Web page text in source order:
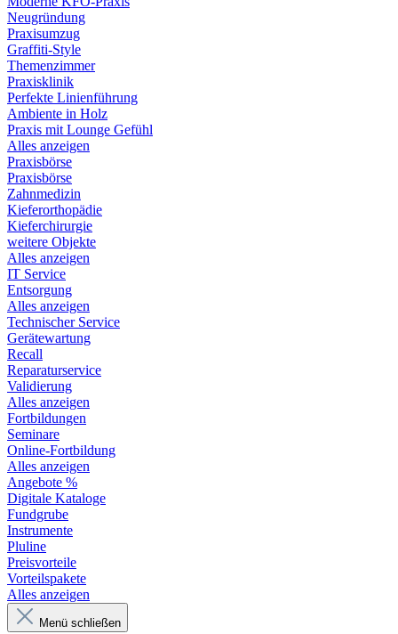
Neugründung
Praxisumzug
Graffiti-Style
Themenzimmer
Praxisklinik
Perfekte Linienführung
Ambiente in Holz
Praxis mit Lounge Gefühl
Alles anzeigen
Praxisbörse
Praxisbörse
Zahnmedizin
Kieferorthopädie
Kieferchirurgie
weitere Objekte
Alles anzeigen
IT Service
Entsorgung
Alles anzeigen
Technischer Service
Gerätewartung
Recall
Reparaturservice
Validierung
Alles anzeigen
Fortbildungen
Seminare
Online-Fortbildung
Alles anzeigen
Angebote %
Digitale Kataloge
Fundgrube
Instrumente
Pluline
Preisvorteile
Vorteilspakete
Alles anzeigen
Menü schließen